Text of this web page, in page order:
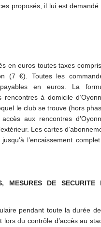
proposés, il lui est demandé
RENCONTRES
en euros toutes taxes
(7 €). Toutes les
en euros. La
à domicile
le club se trouve (hors
aux rencontres
Les cartes
l’encaissement
MESURES DE SECURITE
pendant toute la durée
du contrôle d’accès au